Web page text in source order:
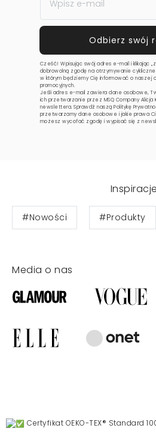
Cześć! Wpisując swój adres e-mail i klikając
dobrowolną zgodę na otrzymywanie
w którym będziemy Cię informować o naszej
promocyjnych.
Jeśli adres e-mail zawiera dane osobowe,
ich przetwarzanie przez MSQ Company Alicja
newslettera. Sprawdź naszą Politykę
przetwarzamy dane osobowe i jakie prawa Ci
możesz wycofać zgodę i wypisać się z
Inspiracje
#Nowości #Produkty
Media o nas
Certyfikat OEKO-TEX® Standard